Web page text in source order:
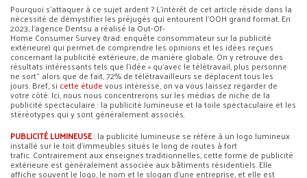
Pourquoi s’attaquer à ce sujet ardent ? L’intérêt de cet article réside dans la
nécessité de démystifier les préjugés qui entourent l’OOH grand format. En
2023, l’agence Dentsu a réalisé la Out-Of-
Home Consumer Survey (trad: enquête consommateur sur la publicité
extérieure) qui permet de comprendre les opinions et les idées reçues
concernant la publicité extérieure, de manière globale. On y retrouve des
résultats intéressants tels que l’idée « qu’avec le télétravail, plus personne
ne sort” alors que de fait, 72% de télétravailleurs se déplacent tous les
jours. Bref, si cette étudevous intéresse, on va vous laissez regarder de
votre côté. Ici, nous nous concentrerons sur les médias de niche de la
publicité spectaculaire : la publicité lumineuse et la toile spectaculaire et les
stéréotypes qui y sont généralement associés.
PUBLICITÉ LUMINEUSE: la publicité lumineuse se réfère à un logo lumineux
installé sur le toit d’immeubles situés le long de routes à fort
trafic. Contrairement aux enseignes traditionnelles, cette forme de publicité
extérieure est généralement associée aux bâtiments résidentiels. Elle
affiche souvent le logo, le nom et le slogan d’une entreprise, et elle est